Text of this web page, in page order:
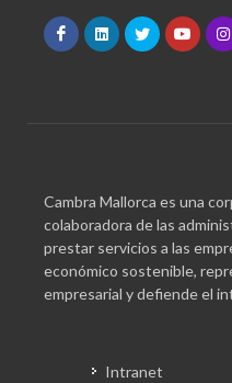
Cambra Mallorca es una
colaboradora de las
prestar servicios a las
económico sostenible,
empresarial y defiende el
Intranet